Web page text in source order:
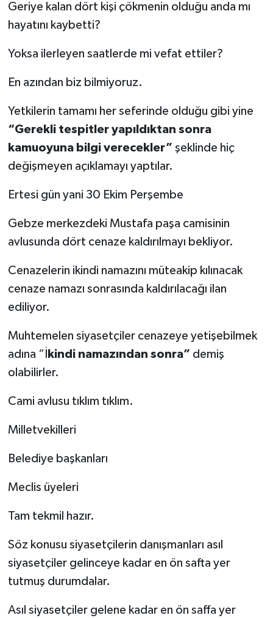
Geriye kalan dört kişi çökmenin olduğu anda mı
hayatını kaybetti?
Yoksa ilerleyen saatlerde mi vefat ettiler?
En azından biz bilmiyoruz.
Yetkilerin tamamı her seferinde olduğu gibi yine
“Gerekli tespitler yapıldıktan sonra
kamuoyuna bilgi verecekler” şeklinde hiç
değişmeyen açıklamayı yaptılar.
Ertesi gün yani 30 Ekim Perşembe
Gebze merkezdeki Mustafa paşa camisinin
avlusunda dört cenaze kaldırılmayı bekliyor.
Cenazelerin ikindi namazını müteakip kılınacak
cenaze namazı sonrasında kaldırılacağı ilan
ediliyor.
Muhtemelen siyasetçiler cenazeye yetişebilmek
adına “İ kindi namazından sonra” demiş
olabilirler.
Cami avlusu tıklım tıklım.
Milletvekilleri
Belediye başkanları
Meclis üyeleri
Tam tekmil hazır.
Söz konusu siyasetçilerin danışmanları asıl
siyasetçiler gelinceye kadar en ön safta yer
tutmuş durumdalar.
Asıl siyasetçiler gelene kadar en ön saffa yer